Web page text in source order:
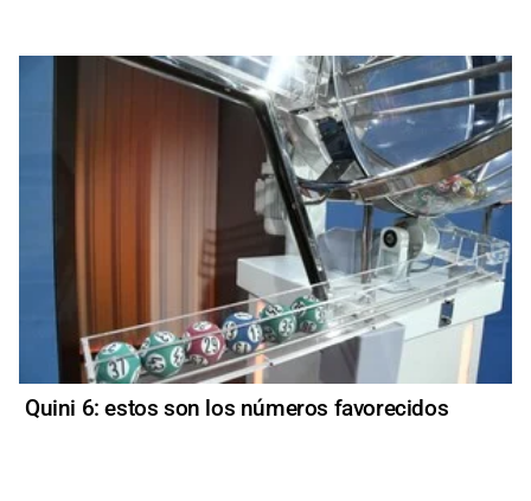
Quini 6: estos son los números favorecidos